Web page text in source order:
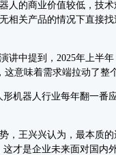
商业价值较低，技术
关产品的情况下直接
中提到，2025年上半年
意味着需求端拉动了整
器人行业每年翻一番
兴兴认为，最本质的
才是企业未来面对国内